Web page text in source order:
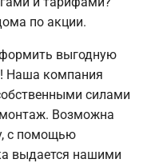
по акции.
выгодную
Наша компания
силами
монтаж. Возможна
с помощью
выдается нашими